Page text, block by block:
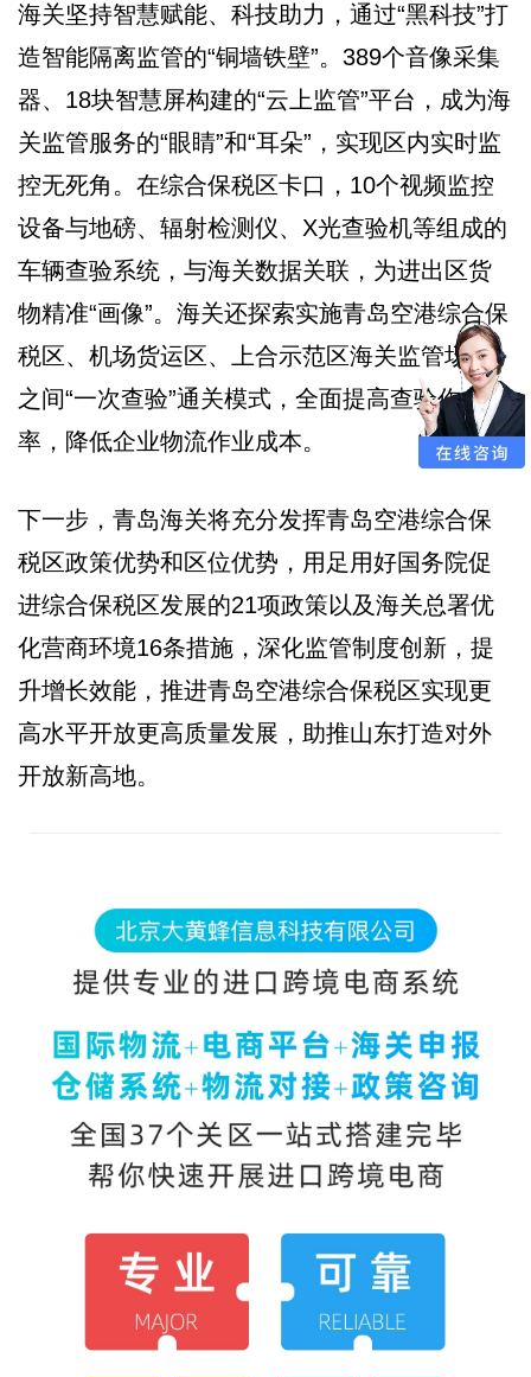
海关坚持智慧赋能、科技助力，通过“黑科技”打
造智能隔离监管的“铜墙铁壁”。389个音像采集
器、18块智慧屏构建的“云上监管”平台，成为海
关监管服务的“眼睛”和“耳朵”，实现区内实时监
控无死角。在综合保税区卡口，10个视频监控
设备与地磅、辐射检测仪、X光查验机等组成的
车辆查验系统，与海关数据关联，为进出区货
物精准“画像”。海关还探索实施青岛空港综合保
税区、机场货运区、上合示范区海关监管场所
之间“一次查验”通关模式，全面提高查验作业效
率，降低企业物流作业成本。
下一步，青岛海关将充分发挥青岛空港综合保
税区政策优势和区位优势，用足用好国务院促
进综合保税区发展的21项政策以及海关总署优
化营商环境16条措施，深化监管制度创新，提
升增长效能，推进青岛空港综合保税区实现更
高水平开放更高质量发展，助推山东打造对外
开放新高地。